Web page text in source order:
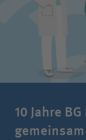
10 Jahre